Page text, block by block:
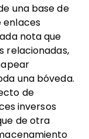
una base de
enlaces
nota que
relacionadas,
una bóveda.
de
inversos
de otra